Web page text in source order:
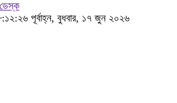
পূর্বাহ্ন, বুধবার, ১৭ জুন ২০২৬